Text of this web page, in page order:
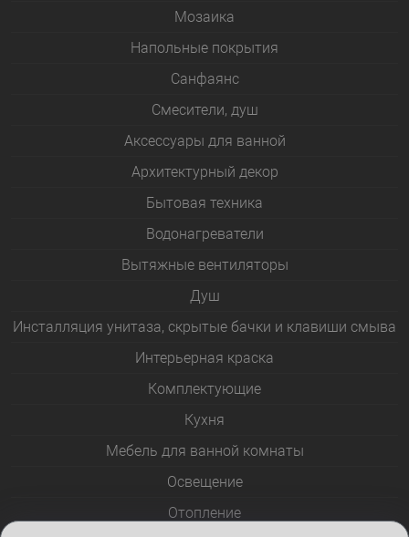
Мозаика
Напольные покрытия
Санфаянс
Смесители, душ
Аксессуары для ванной
Архитектурный декор
Бытовая техника
Водонагреватели
Вытяжные вентиляторы
Душ
Инсталляция унитаза, скрытые бачки и клавиши смыва
Интерьерная краска
Комплектующие
Кухня
Мебель для ванной комнаты
Освещение
Отопление